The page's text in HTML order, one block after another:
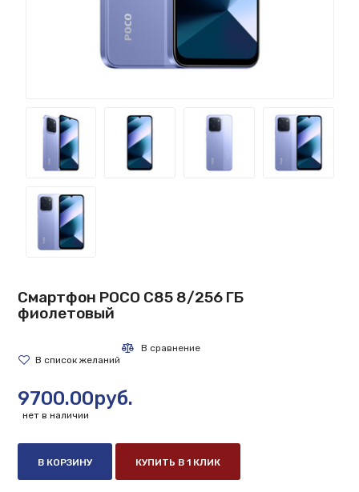
Смартфон POCO C85 8/256 ГБ
фиолетовый
9700.00руб.
нет в наличии
В КОРЗИНУ КУПИТЬ В 1 КЛИК